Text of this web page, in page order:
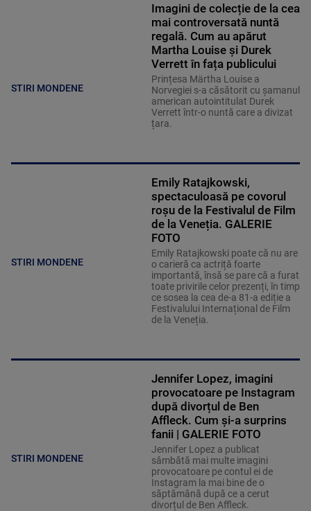
STIRI MONDENE
Imagini de colecție de la cea
mai controversată nuntă
regală. Cum au apărut
Martha Louise și Durek
Verrett în fața publicului
Prințesa Märtha Louise a
Norvegiei s-a căsătorit cu șamanul
american autointitulat Durek
Verrett într-o nuntă care a divizat
țara.
STIRI MONDENE
Emily Ratajkowski,
spectaculoasă pe covorul
roșu de la Festivalul de Film
de la Veneția. GALERIE
FOTO
Emily Ratajkowski poate că nu are
o carieră ca actriță foarte
importantă, însă se pare că a furat
toate privirile celor prezenți, în timp
ce sosea la cea de-a 81-a ediție a
Festivalului Internațional de Film
de la Veneția.
STIRI MONDENE
Jennifer Lopez, imagini
provocatoare pe Instagram
după divorțul de Ben
Affleck. Cum și-a surprins
fanii | GALERIE FOTO
Jennifer Lopez a publicat
sâmbătă mai multe imagini
provocatoare pe contul ei de
Instagram la mai bine de o
săptămână după ce a cerut
divorțul de Ben Affleck.